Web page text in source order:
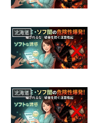
北海道
北海道